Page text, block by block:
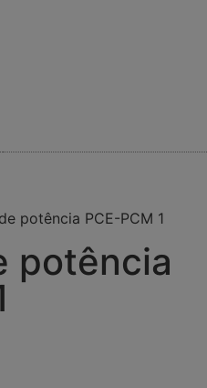
potência PCE-PCM 1
potência